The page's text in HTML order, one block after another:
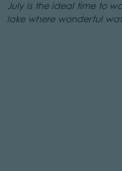
July is the ideal time to
lake where wonderful